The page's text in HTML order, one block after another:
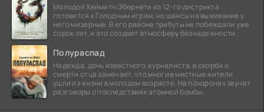
Молодой Хеймитч Эбернети из 12-го дистрикта
готовится к Голодным играм, но шансы на выживание у
него мизерные. В его районе трибуты не побеждали уже
сорок лет, и это создает атмосферу безнадежности.
Полураспад
Надежда, дочь известного журналиста, в скорби о
смерти отца замечает, что многие местные жители
ушли из жизни в молодом возрасте. На похоронах звучат
разговоры о последствиях атомной бомбы.